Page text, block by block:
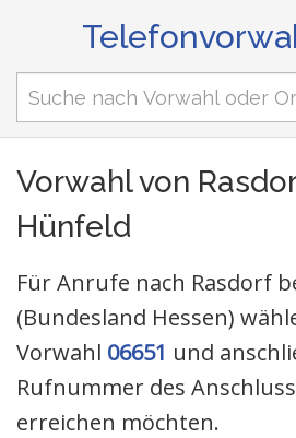
Vorwahl von
Hünfeld
Für Anrufe nach Rasdorf
(Bundesland Hessen)
Vorwahl 06651 und
Rufnummer des
erreichen möchten.